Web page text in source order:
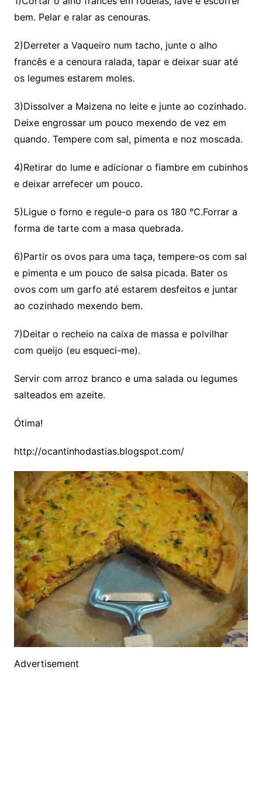
bem. Pelar e ralar as cenouras.
2)Derreter a Vaqueiro num tacho, junte o alho
francês e a cenoura ralada, tapar e deixar suar até
os legumes estarem moles.
3)Dissolver a Maizena no leite e junte ao cozinhado.
Deixe engrossar um pouco mexendo de vez em
quando. Tempere com sal, pimenta e noz moscada.
4)Retirar do lume e adicionar o fiambre em cubinhos
e deixar arrefecer um pouco.
5)Ligue o forno e regule-o para os 180 °C.Forrar a
forma de tarte com a masa quebrada.
6)Partir os ovos para uma taça, tempere-os com sal
e pimenta e um pouco de salsa picada. Bater os
ovos com um garfo até estarem desfeitos e juntar
ao cozinhado mexendo bem.
7)Deitar o recheio na caixa de massa e polvilhar
com queijo (eu esqueci-me).
Servir com arroz branco e uma salada ou legumes
salteados em azeite.
Ótima!
http://ocantinhodastias.blogspot.com/
Advertisement